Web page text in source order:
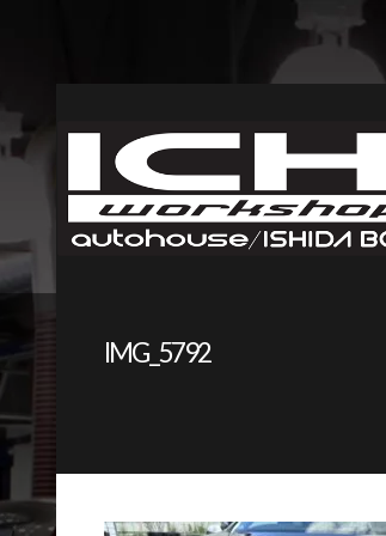
IMG_5792